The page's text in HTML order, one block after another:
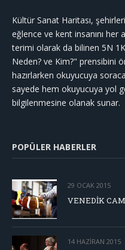
Kültür Sanat Haritası,
eğlence ve kent insanını her
terimi olarak da bilinen 5N
Neden? ve Kim?" prensibini
hazırlarken okuyucuya
sayede hem okuyucuya yol
bilgilenmesine olanak sunar.
POPÜLER HABERLER
29 OCAK 2015
VENEDİK
14 HAZIRAN 2015